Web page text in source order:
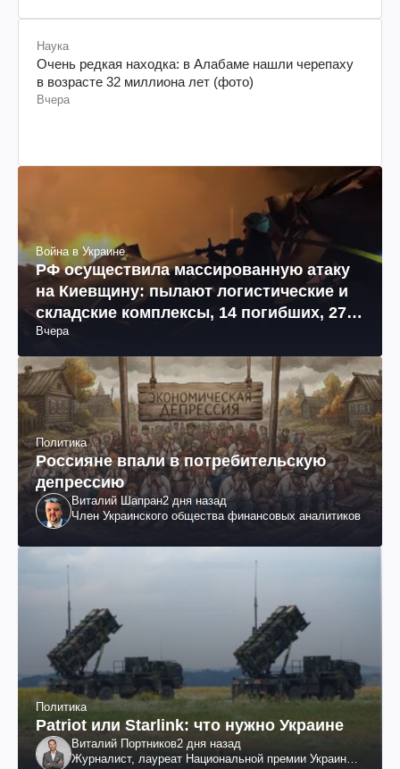
Наука
Очень редкая находка: в Алабаме нашли черепаху
в возрасте 32 миллиона лет (фото)
Вчера
Война в Украине
РФ осуществила массированную атаку
на Киевщину: пылают логистические и
складские комплексы, 14 погибших, 27
раненых (фото, видео)
Вчера
Политика
Россияне впали в потребительскую
депрессию
Виталий Шапран2 дня назад
Член Украинского общества финансовых аналитиков
Политика
Patriot или Starlink: что нужно Украине
Виталий Портников2 дня назад
Журналист, лауреат Национальной премии Украины